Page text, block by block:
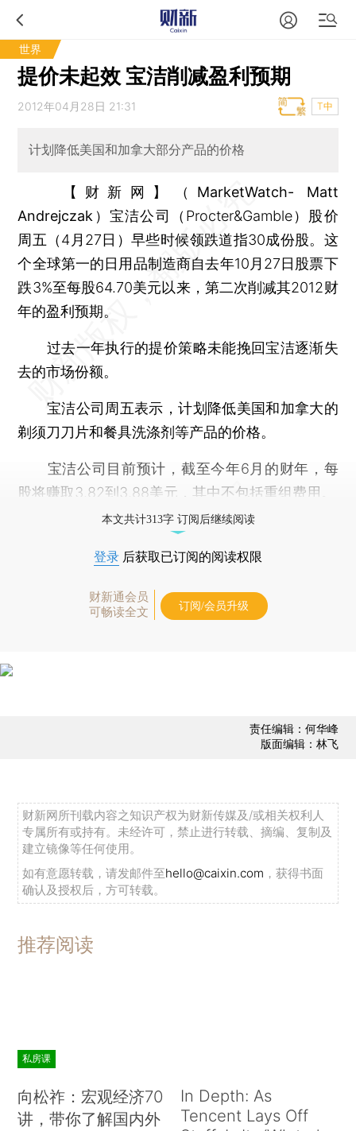
世界
提价未起效 宝洁削减盈利预期
2012年04月28日 21:31 T中
计划降低美国和加拿大部分产品的价格
【财新网】（MarketWatch- Matt
Andrejczak） 宝洁公司（Procter&Gamble）股价
周五（4月27日）早些时候领跌道指30成份股。这
个全球第一的日用品制造商自去年10月27日股票下
跌3%至每股64.70美元以来，第二次削减其2012财
年的盈利预期。
过去一年执行的提价策略未能挽回宝洁逐渐失
去的市场份额。
宝洁公司周五表示，计划降低美国和加拿大的
剃须刀刀片和餐具洗涤剂等产品的价格。
宝洁公司目前预计，截至今年6月的财年，每
股将赚取3.82到3.88美元，其中不包括重组费用。
本文共计313字 订阅后继续阅读
登录 后获取已订阅的阅读权限
财新通会员
可畅读全文
订阅/会员升级
责任编辑：何华峰
版面编辑：林飞
财新网所刊载内容之知识产权为财新传媒及/或相关权利人
专属所有或持有。未经许可，禁止进行转载、摘编、复制及
建立镜像等任何使用。
如有意愿转载，请发邮件至hello@caixin.com ，获得书面
确认及授权后，方可转载。
推荐阅读
私房课
向松祚：宏观经济70
讲，带你了解国内外
In Depth: As
Tencent Lays Off